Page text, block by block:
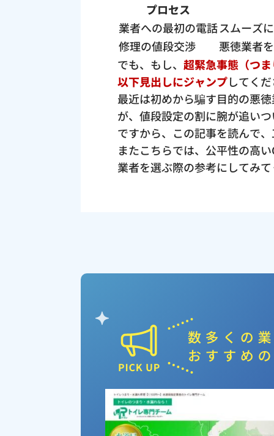
プロセス
業者への最初の電話スムーズ
修理の値段交渉
悪徳業者
でも、もし、 超緊急事態（つ
以下見出しにジャンプしてく
最近は初めから騙す目的の悪
が、値段設定の割に腕が追い
ですから、この記事を読んで
またこちらでは、公平性の高
業者を選ぶ際の参考にしてみ
ピックアップ業者